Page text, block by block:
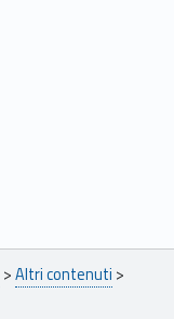
>Altri contenuti >